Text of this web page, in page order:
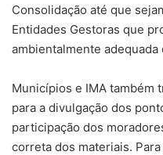
Consolidação até que
Entidades Gestoras que
ambientalmente adequada
Municípios e IMA também
para a divulgação dos
participação dos
correta dos materiais.